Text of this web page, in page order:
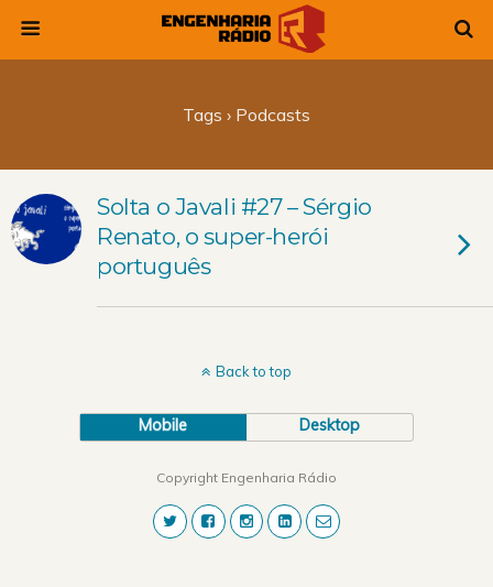
Tags › Podcasts
Solta o Javali #27 – Sérgio
Renato, o super-herói
português
Back to top
Mobile Desktop
Copyright Engenharia Rádio